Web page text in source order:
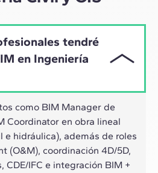
tendré
en Ingeniería
como BIM Manager de
Coordinator en obra lineal
e hidráulica), además de roles
(O&M), coordinación 4D/5D,
CDE/IFC e integración BIM +